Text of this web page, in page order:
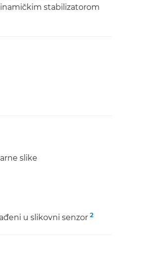
stabilizatorom
slike
u slikovni senzor 2